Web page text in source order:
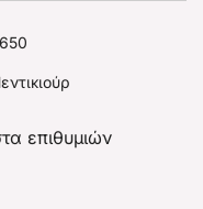
επιθυμιών